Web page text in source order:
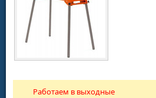
Работаем в выходные